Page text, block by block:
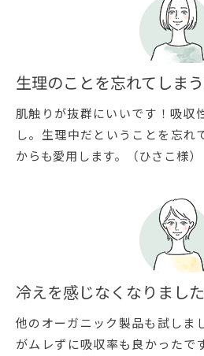
生理のことを忘れてしま
肌触りが抜群にいいです！吸収
し。生理中だということを忘れ
からも愛用します。（ひさこ様）
冷えを感じなくなりまし
他のオーガニック製品も試しま
がムレずに吸収率も良かったで